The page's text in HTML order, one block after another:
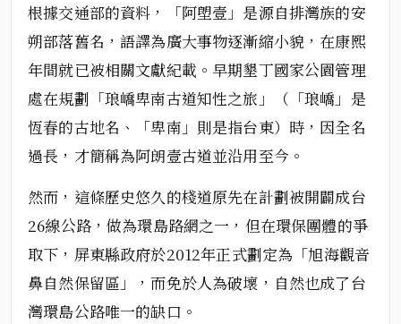
根據交通部的資料，「阿塱壹」是源自排灣族的安
朔部落舊名，語譯為廣大事物逐漸縮小貌，在康熙
年間就已被相關文獻紀載。早期墾丁國家公園管理
處在規劃「琅嶠卑南古道知性之旅」（「琅嶠」是
恆春的古地名、「卑南」則是指台東）時，因全名
過長，才簡稱為阿朗壹古道並沿用至今。
然而，這條歷史悠久的棧道原先在計劃被開闢成台
26線公路，做為環島路網之一，但在環保團體的爭
取下，屏東縣政府於2012年正式劃定為「旭海觀音
鼻自然保留區」，而免於人為破壞，自然也成了台
灣環島公路唯一的缺口。